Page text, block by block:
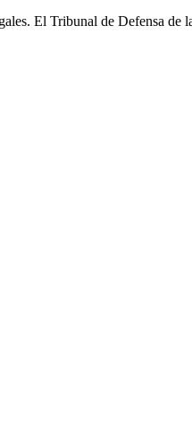
El Tribunal de Defensa de